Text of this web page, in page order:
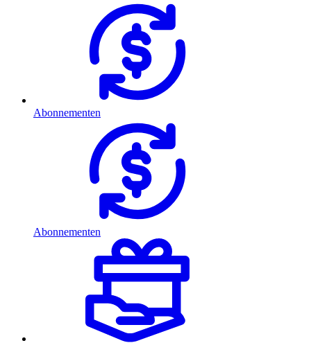
Abonnementen
Abonnementen